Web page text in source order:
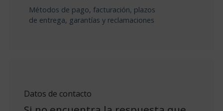
Métodos de pago, facturación, plazos
de entrega, garantías y reclamaciones
Datos de contacto